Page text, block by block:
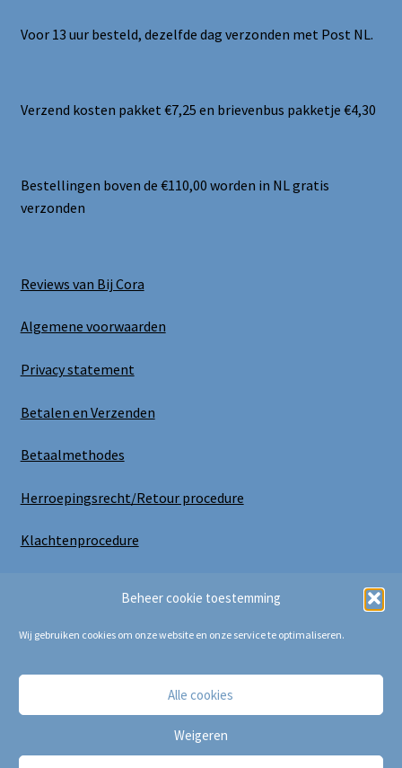
Beheer cookie toestemming
Wij gebruiken cookies om onze website en onze service te optimaliseren.
Alle cookies
Weigeren
Voor 13 uur besteld, dezelfde dag verzonden met Post NL.
Verzend kosten pakket €7,25 en brievenbus pakketje €4,30
Bestellingen boven de €110,00 worden in NL gratis
verzonden
Reviews van Bij Cora
Algemene voorwaarden
Privacy statement
Betalen en Verzenden
Betaalmethodes
Herroepingsrecht/Retour procedure
Klachtenprocedure
Copyright Bij Cora 2025